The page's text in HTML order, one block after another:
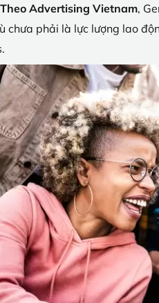
Theo Advertising Vietnam,
chưa phải là lực lượng lao